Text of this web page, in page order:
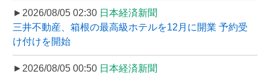
►2026/08/05 02:30 日本経済新聞
三井不動産、箱根の最高級ホテルを12月に開業 予約受
け付けを開始
►2026/08/05 00:50 日本経済新聞